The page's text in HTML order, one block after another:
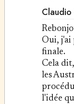
Oui, j'ai
finale.
Cela
les
l'idée